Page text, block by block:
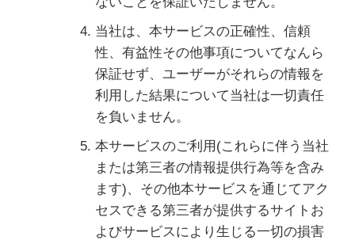
当社は、本サービスの正確性、信頼
性、有益性その他事項についてなんら
保証せず、ユーザーがそれらの情報を
利用した結果について当社は一切責任
を負いません。
本サービスのご利用(これらに伴う当社
または第三者の情報提供行為等を含み
ます)、その他本サービスを通じてアク
セスできる第三者が提供するサイトお
よびサービスにより生じる一切の損害